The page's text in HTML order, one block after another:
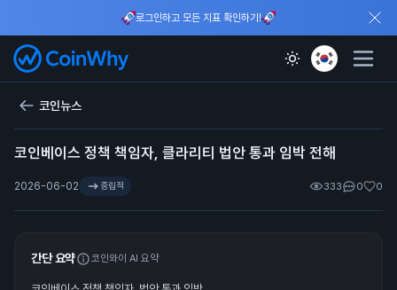
로그인하고 모든 지표 확인하기!
코인뉴스
코인베이스 정책 책임자, 클라리티 법안 통과 임박 전해
2026-06-02 중립적 333 0 0
간단 요약 코인와이 AI 요약